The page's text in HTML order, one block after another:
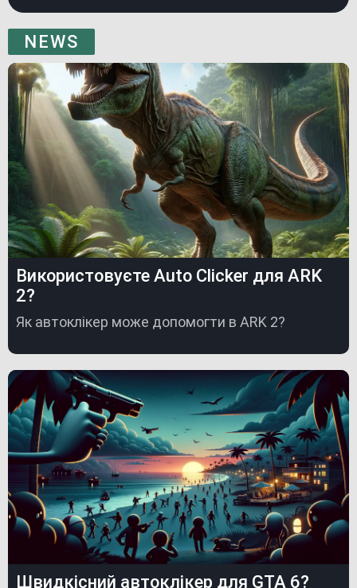
NEWS
Використовуєте Auto Clicker для ARK
2?
Як автоклікер може допомогти в ARK 2?
Швидкісний автоклікер для GTA 6?